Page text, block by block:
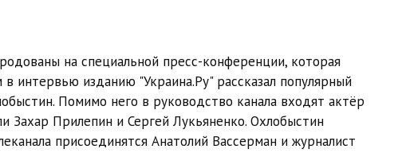
на специальной пресс-конференции, которая
интервью изданию "Украина.Ру" рассказал популярный
Помимо него в руководство канала входят актёр
Захар Прилепин и Сергей Лукьяненко. Охлобыстин
присоединятся Анатолий Вассерман и журналист